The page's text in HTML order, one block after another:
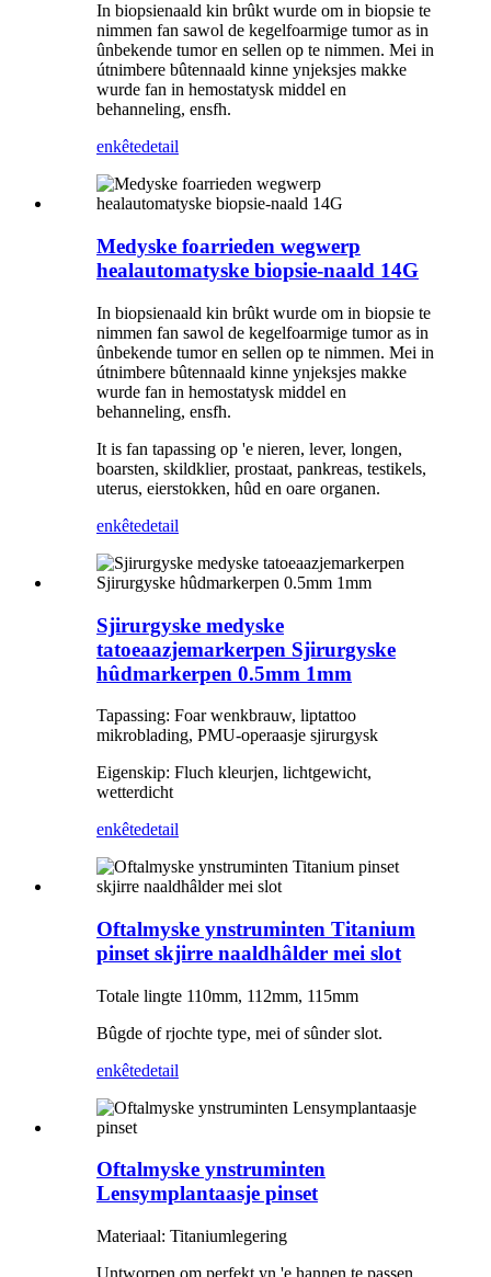
In biopsienaald kin brûkt wurde om in biopsie te
nimmen fan sawol de kegelfoarmige tumor as in
ûnbekende tumor en sellen op te nimmen. Mei in
útnimbere bûtennaald kinne ynjeksjes makke
wurde fan in hemostatysk middel en
behanneling, ensfh.
enkêtedetail
Medyske foarrieden wegwerp
healautomatyske biopsie-naald 14G
In biopsienaald kin brûkt wurde om in biopsie te
nimmen fan sawol de kegelfoarmige tumor as in
ûnbekende tumor en sellen op te nimmen. Mei in
útnimbere bûtennaald kinne ynjeksjes makke
wurde fan in hemostatysk middel en
behanneling, ensfh.
It is fan tapassing op 'e nieren, lever, longen,
boarsten, skildklier, prostaat, pankreas, testikels,
uterus, eierstokken, hûd en oare organen.
enkêtedetail
Sjirurgyske medyske
tatoeaazjemarkerpen Sjirurgyske
hûdmarkerpen 0.5mm 1mm
Tapassing: Foar wenkbrauw, liptattoo
mikroblading, PMU-operaasje sjirurgysk
Eigenskip: Fluch kleurjen, lichtgewicht,
wetterdicht
enkêtedetail
Oftalmyske ynstruminten Titanium
pinset skjirre naaldhâlder mei slot
Totale lingte 110mm, 112mm, 115mm
Bûgde of rjochte type, mei of sûnder slot.
enkêtedetail
Oftalmyske ynstruminten
Lensymplantaasje pinset
Materiaal: Titaniumlegering